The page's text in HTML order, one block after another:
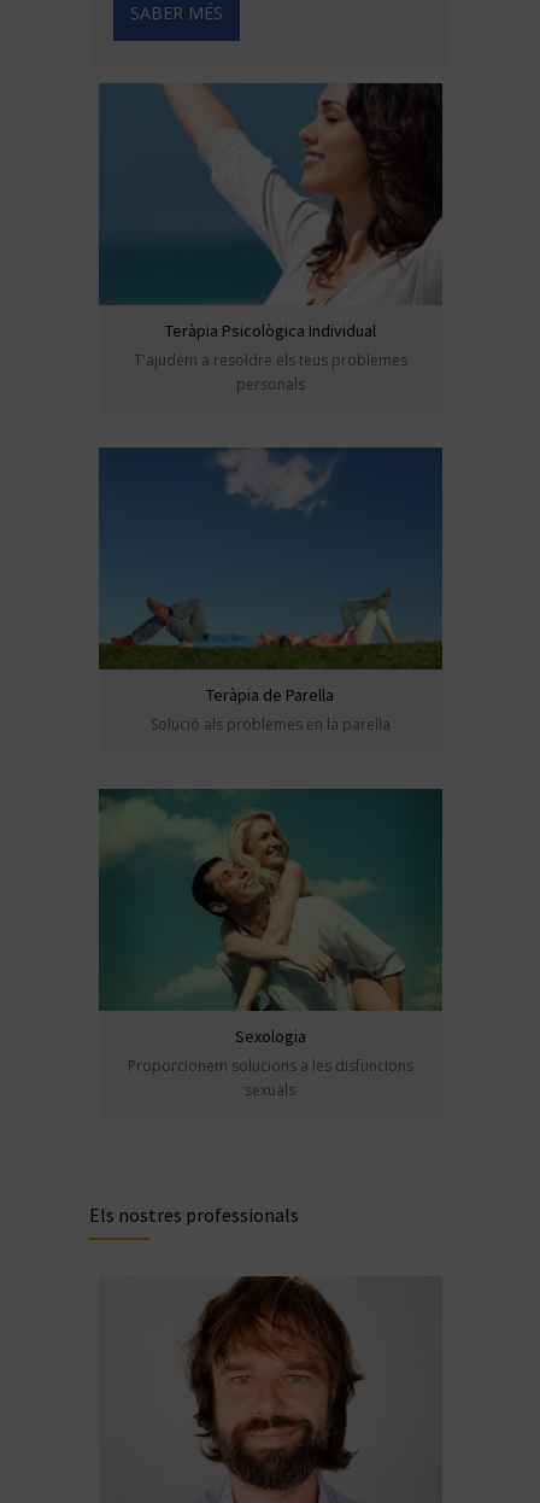
SABER MÉS
Teràpia Psicològica Individual
T'ajudem a resoldre els teus problemes
personals
Teràpia de Parella
Solució als problemes en la parella
Sexologia
Proporcionem solucions a les disfuncions
sexuals
Els nostres professionals